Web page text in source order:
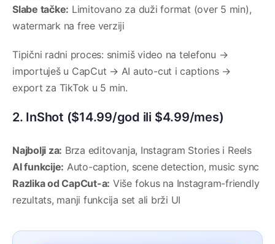
Slabe tačke: Limitovano za duži format (over 5 min),
watermark na free verziji
Tipični radni proces: snimiš video na telefonu →
importuješ u CapCut → AI auto-cut i captions →
export za TikTok u 5 min.
2. InShot ($14.99/god ili $4.99/mes)
Najbolji za: Brza editovanja, Instagram Stories i Reels
AI funkcije: Auto-caption, scene detection, music sync
Razlika od CapCut-a: Više fokus na Instagram-friendly
rezultats, manji funkcija set ali brži UI